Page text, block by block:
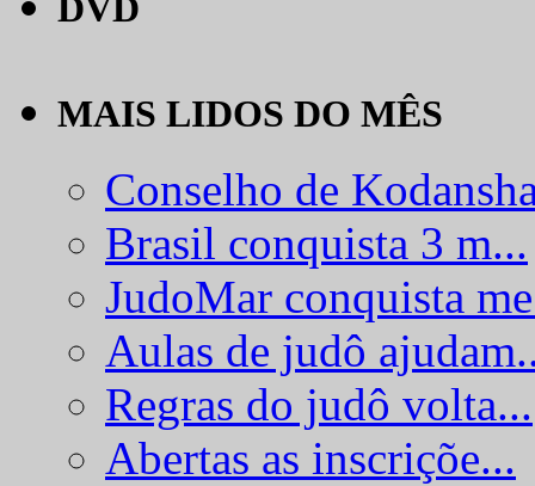
MAIS LIDOS DO MÊS
Conselho de
Brasil conquista 3 m...
JudoMar conquista
Aulas de judô
Regras do judô volta...
Abertas as inscriçõe...